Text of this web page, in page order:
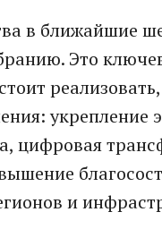
в ближайшие
Это
укрепление
цифровая
и